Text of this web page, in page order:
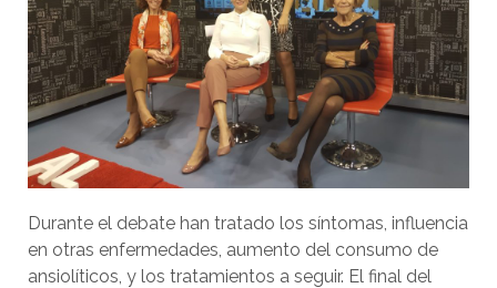
Durante el debate han tratado los síntomas, influencia
en otras enfermedades, aumento del consumo de
ansiolíticos, y los tratamientos a seguir. El final del